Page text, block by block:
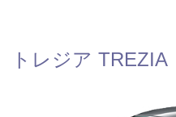
トレジア TREZIA